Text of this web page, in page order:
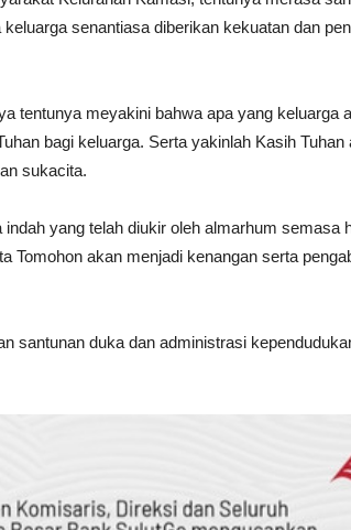
senantiasa diberikan kekuatan dan
tentunya meyakini bahwa apa yang keluarga
bagi keluarga. Serta yakinlah Kasih
sukacita.
yang telah diukir oleh almarhum semasa
Tomohon akan menjadi kenangan serta
santunan duka dan administrasi